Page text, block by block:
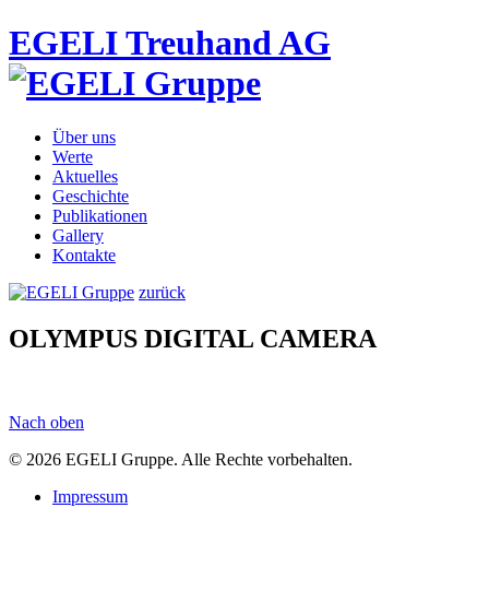
EGELI Treuhand AG
Über uns
Werte
Aktuelles
Geschichte
Publikationen
Gallery
Kontakte
zurück
OLYMPUS DIGITAL CAMERA
Nach oben
© 2026 EGELI Gruppe. Alle Rechte vorbehalten.
Impressum